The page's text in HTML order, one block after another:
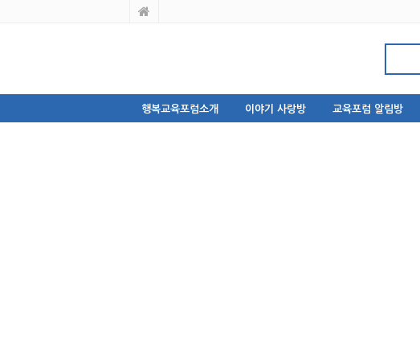
행복교육포럼소개 이야기 사랑방 교육포럼 알림방